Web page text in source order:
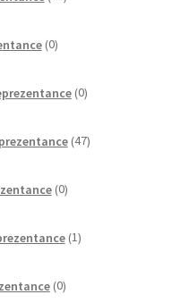
izdelkov
0izdelkov
0izdelkov
47izdelkov
0izdelkov
1izdelek
0izdelkov